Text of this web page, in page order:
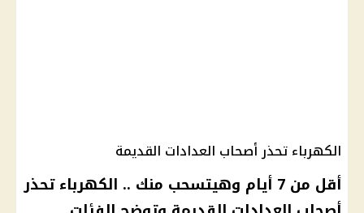
الكهرباء تحذر أصحاب العدادات القديمة
أقل من 7 أيام وهيتسحب منك .. الكهرباء تحذر